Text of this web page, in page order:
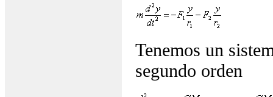
Tenemos un
segundo orden